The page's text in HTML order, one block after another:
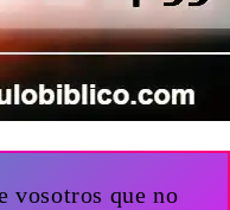
vosotros que no